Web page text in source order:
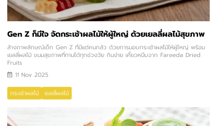
Gen Z ก็มีใจ จัดกระเช้าผลไม้ให้ผู้ใหญ่ ด้วยเยลลี่ผลไม้สุขภาพ
ล้างภาพลักษณ์เด็ก Gen Z ที่มีแต่คนกลัว ด้วยการมอบกระเช้าผลไม้ให้ผู้ใหญ่ พร้อม
เยลลี่ผลไม้ ขนมสุขภาพที่ทานได้ทุกช่วงวัย กินง่าย เคี้ยวหนึบจาก Fareeda Dried
Fruits
11 Nov 2025
กระเช้าผลไม้ เยลลี่ผลไม้